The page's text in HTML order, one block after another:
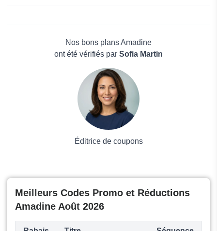
3D-KStudio
SentryPC
Maison & JardinNos bons plans Amadine
ont été vérifiés par Sofia Martin
Éditrice de coupons
Meilleurs Codes Promo et Réductions
Amadine Août 2026